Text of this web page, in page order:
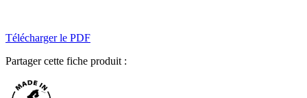
Télécharger le PDF
Partager cette fiche produit :